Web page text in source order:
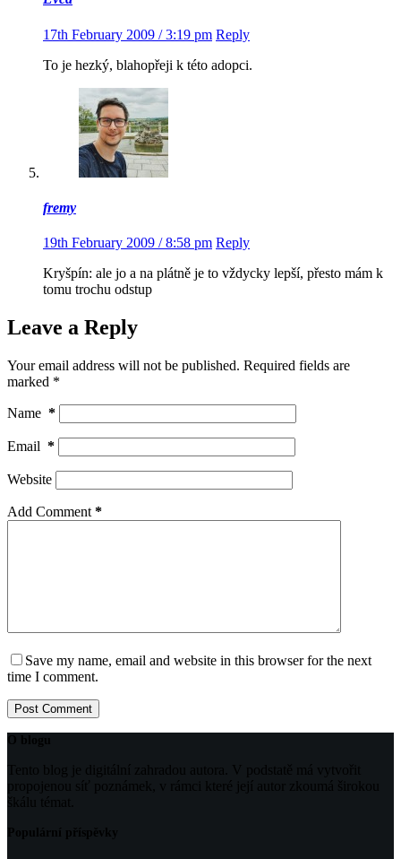
17th February 2009 / 3:19 pm Reply
To je hezký, blahopřeji k této adopci.
fremy
19th February 2009 / 8:58 pm Reply
Kryšpín: ale jo a na plátně je to vždycky lepší, přesto mám k
tomu trochu odstup
Leave a Reply
Your email address will not be published. Required fields are
marked *
Name *
Email *
Website
Add Comment *
Save my name, email and website in this browser for the next
time I comment.
Post Comment
O blogu
Tento blog je digitální zahradou autora. V podstatě má vytvořit
propojenou síť poznámek, v rámci které její autor zkoumá širokou
škálu témat.
Populární příspěvky